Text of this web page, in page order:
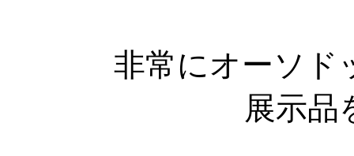
非常にオーソド
展示品